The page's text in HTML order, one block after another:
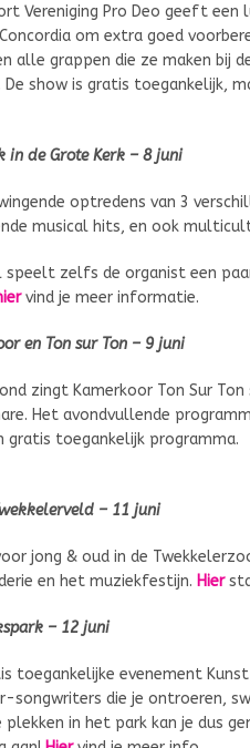
Vereniging Pro Deo geeft een
om extra goed
alle grappen die ze maken bij
. De show is gratis toegankelijk,
in de Grote Kerk – 8 juni
optredens van 3
musical hits, en ook
zelfs de organist een
vind je meer informatie.
en Ton sur Ton – 9 juni
zingt Kamerkoor Ton Sur
Het avondvullende
gratis toegankelijk programma.
– 11 juni
jong & oud in de
en het muziekfestijn. Hier
– 12 juni
toegankelijke evenement
songwriters die je ontroeren,
in het park kan je dus